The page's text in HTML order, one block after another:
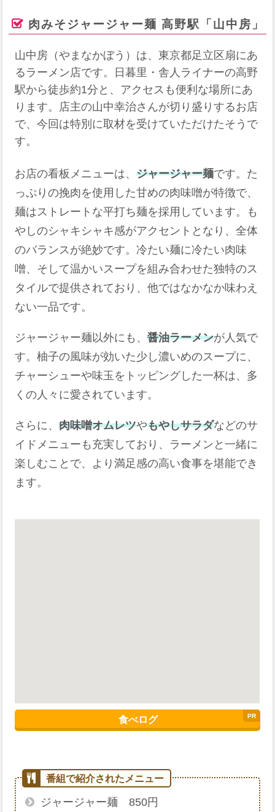
肉みそジャージャー麺 高野駅「山中房」
山中房（やまなかぼう）は、東京都足立区扇にあ
るラーメン店です。日暮里・舎人ライナーの高野
駅から徒歩約1分と、アクセスも便利な場所にあ
ります。店主の山中幸治さんが切り盛りするお店
で、今回は特別に取材を受けていただけたそうで
す。
お店の看板メニューは、ジャージャー麺です。た
っぷりの挽肉を使用した甘めの肉味噌が特徴で、
麺はストレートな平打ち麺を採用しています。も
やしのシャキシャキ感がアクセントとなり、全体
のバランスが絶妙です。冷たい麺に冷たい肉味
噌、そして温かいスープを組み合わせた独特のス
タイルで提供されており、他ではなかなか味わえ
ない一品です。
ジャージャー麺以外にも、醤油ラーメンが人気で
す。柚子の風味が効いた少し濃いめのスープに、
チャーシューや味玉をトッピングした一杯は、多
くの人々に愛されています。
さらに、肉味噌オムレツやもやしサラダなどのサ
イドメニューも充実しており、ラーメンと一緒に
楽しむことで、より満足感の高い食事を堪能でき
ます。
食べログ
ジャージャー麺 850円